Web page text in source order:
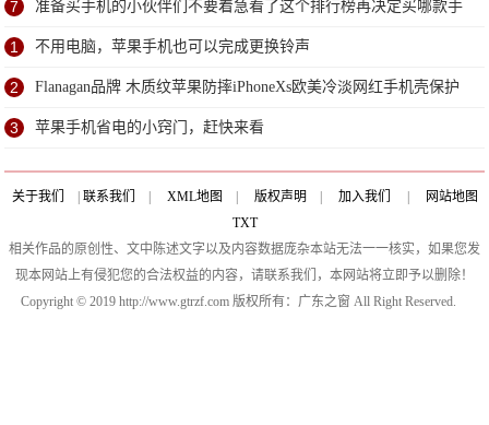
7 准备买手机的小伙伴们不要着急看了这个排行榜再决定买哪款手
机吧
1 不用电脑，苹果手机也可以完成更换铃声
2 Flanagan品牌 木质纹苹果防摔iPhoneXs欧美冷淡网红手机壳保护
套
3 苹果手机省电的小窍门，赶快来看
关于我们 联系我们 XML地图 版权声明 加入我们
网站地图
TXT
相关作品的原创性、文中陈述文字以及内容数据庞杂本站无法一一核实，如果您发
现本网站上有侵犯您的合法权益的内容，请联系我们，本网站将立即予以删除！
Copyright © 2019 http://www.gtrzf.com 版权所有：广东之窗 All Right Reserved.